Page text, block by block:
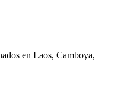
en Laos, Camboya,